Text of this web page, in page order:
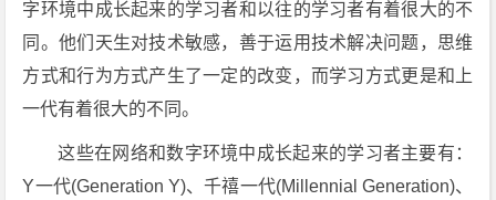
字环境中成长起来的学习者和以往的学习者有着很大的不
同。他们天生对技术敏感，善于运用技术解决问题，思维
方式和行为方式产生了一定的改变，而学习方式更是和上
一代有着很大的不同。
这些在网络和数字环境中成长起来的学习者主要有：
Y一代(Generation Y)、千禧一代(Millennial Generation)、